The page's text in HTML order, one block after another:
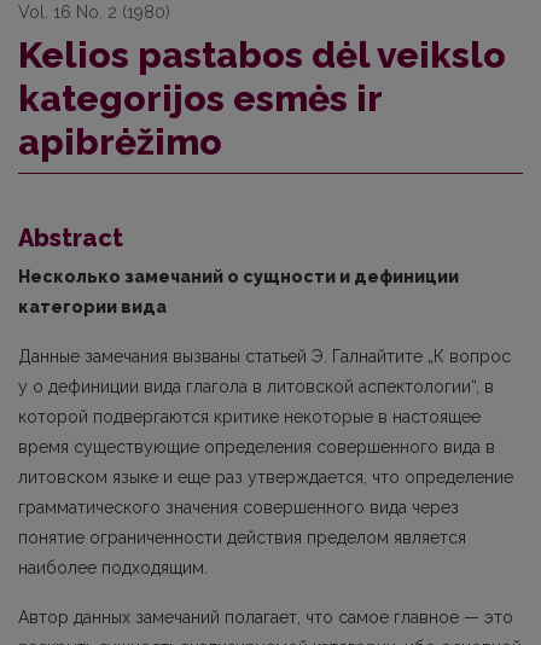
Vol. 16 No. 2 (1980)
Kelios pastabos dėl veikslo
kategorijos esmės ir
apibrėžimo
Abstract
Несколько замечаний о сущности и дефиниции
категории вида
Данные замечания вызваны статьей Э. Галнайтите „К вопрос
у о дефиниции вида глагола в литовской аспектологии“, в
которой подвергаются критике некоторые в настоящее
время существующие определения совершенного вида в
литовском языке и еще раз утверждается, что определение
грамматического значения совершенного вида через
понятие ограниченности действия пределом является
наиболее подходящим.
Автор данных замечаний полагает, что самое главное — это